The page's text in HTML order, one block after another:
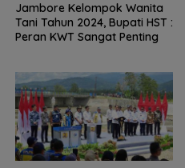
Jambore Kelompok Wanita
Tani Tahun 2024, Bupati HST :
Peran KWT Sangat Penting